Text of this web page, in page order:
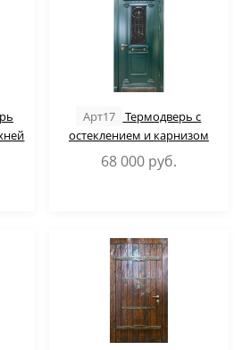
Арт17
Термодверь с
остеклением и карнизом
68 000 руб.